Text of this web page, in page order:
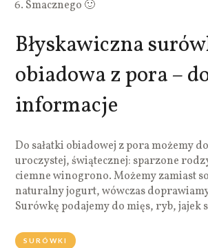
Smacznego 🙂
Błyskawiczna
obiadowa z pora –
informacje
Do sałatki obiadowej z pora możemy
uroczystej, świątecznej: sparzone
ciemne winogrono. Możemy zamiast
naturalny jogurt, wówczas
Surówkę podajemy do mięs, ryb, jajek
SURÓWKI